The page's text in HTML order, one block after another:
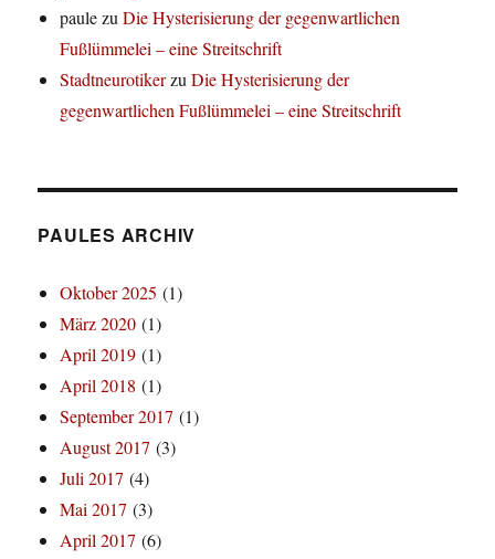
paulezuDie Hysterisierung der gegenwartlichen
Fußlümmelei – eine Streitschrift
StadtneurotikerzuDie Hysterisierung der
gegenwartlichen Fußlümmelei – eine Streitschrift
PAULES ARCHIV
Oktober 2025 (1)
März 2020 (1)
April 2019 (1)
April 2018 (1)
September 2017 (1)
August 2017 (3)
Juli 2017 (4)
Mai 2017 (3)
April 2017 (6)